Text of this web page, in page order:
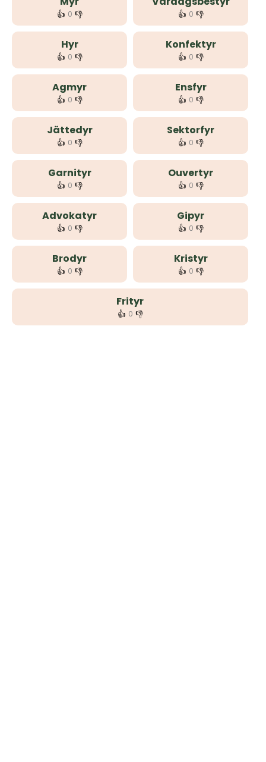
👍 0 👎 👍 0 👎
Hyr
👍 0 👎
Konfektyr
👍 0 👎
Agmyr
👍 0 👎
Ensfyr
👍 0 👎
Jättedyr
👍 0 👎
Sektorfyr
👍 0 👎
Garnityr
👍 0 👎
Ouvertyr
👍 0 👎
Advokatyr
👍 0 👎
Gipyr
👍 0 👎
Brodyr
👍 0 👎
Kristyr
👍 0 👎
Frityr
👍 0 👎